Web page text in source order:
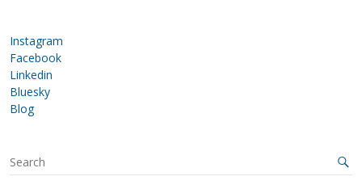
Instagram
Facebook
Linkedin
Bluesky
Blog
S
e